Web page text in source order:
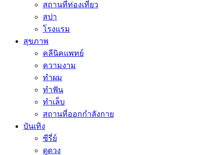
สถานที่ท่องเที่ยว
สปา
โรงแรม
สุขภาพ
คลีนิคแพทย์
ความงาม
ทำผม
ทำฟัน
ทำเล็บ
สถานที่ออกกำลังกาย
บันเทิง
ซีรี่ย์
ดูดวง